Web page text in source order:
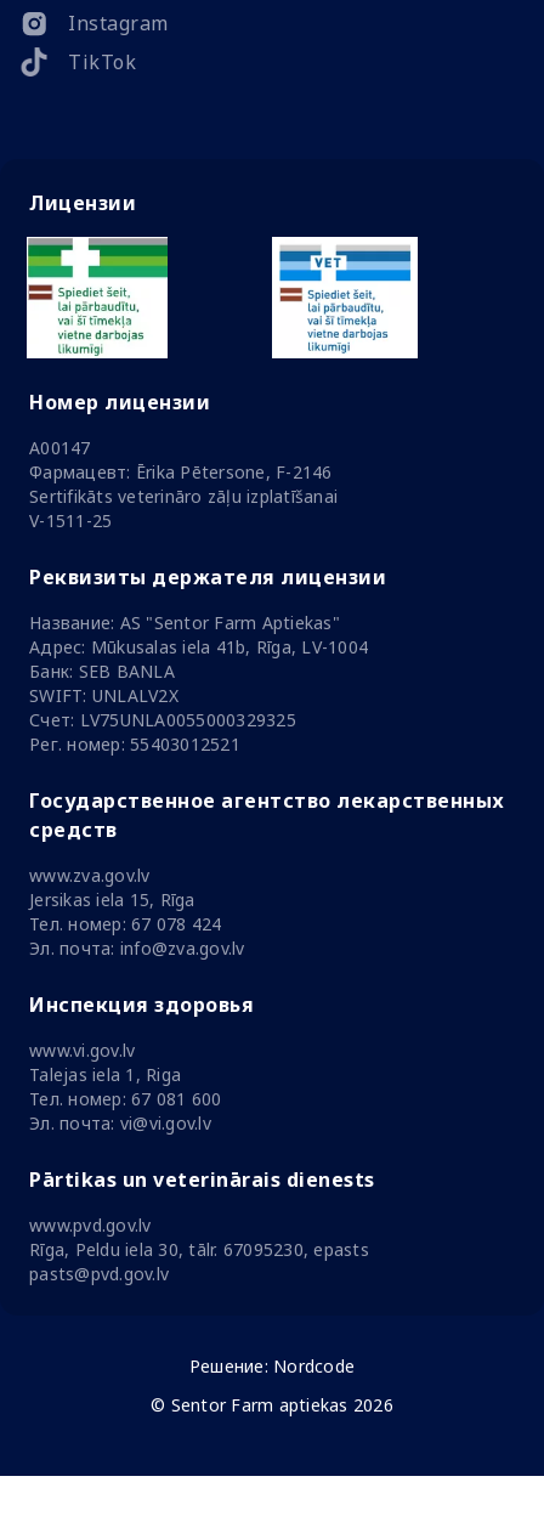
Instagram
TikTok
Лицензии
Номер лицензии
A00147
Фармацевт: Ērika Pētersone, F-2146
Sertifikāts veterināro zāļu izplatīšanai
V-1511-25
Реквизиты держателя лицензии
Название: AS "Sentor Farm Aptiekas"
Адрес: Mūkusalas iela 41b, Rīga, LV-1004
Банк: SEB BANLA
SWIFT: UNLALV2X
Счет: LV75UNLA0055000329325
Рег. номер: 55403012521
Государственное агентство лекарственных
средств
www.zva.gov.lv
Jersikas iela 15, Rīga
Тел. номер: 67 078 424
Эл. почта: info@zva.gov.lv
Инспекция здоровья
www.vi.gov.lv
Talejas iela 1, Riga
Тел. номер: 67 081 600
Эл. почта: vi@vi.gov.lv
Pārtikas un veterinārais dienests
www.pvd.gov.lv
Rīga, Peldu iela 30, tālr. 67095230, epasts
pasts@pvd.gov.lv
Решение: Nordcode
© Sentor Farm aptiekas 2026